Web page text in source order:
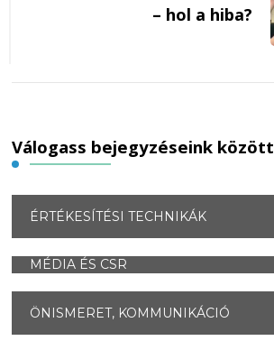
– hol a hiba?
Válogass bejegyzéseink között
ÉRTÉKESÍTÉSI TECHNIKÁK
MÉDIA ÉS CSR
ÖNISMERET, KOMMUNIKÁCIÓ